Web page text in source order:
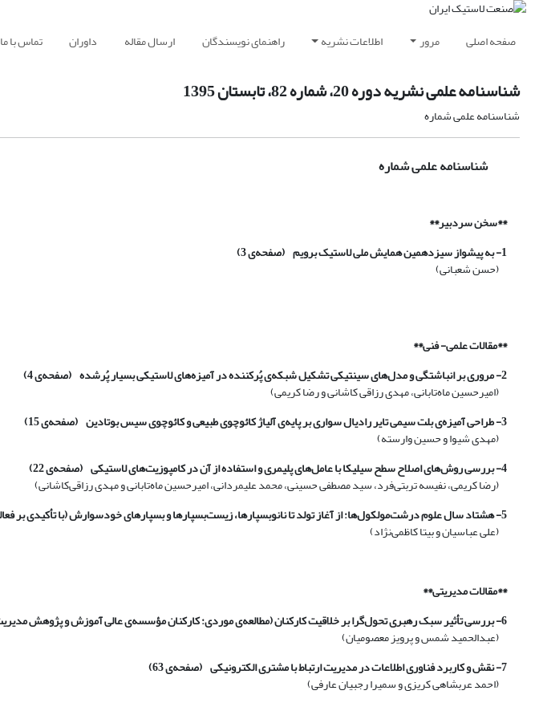
صفحه اصلی مرور اطلاعات نشریه راهنمای نویسندگان ارسال مقاله داوران تماس با ما
شناسنامه علمی نشریه دوره 20، شماره 82، تابستان 1395
شناسنامه علمی شماره
شناسنامه علمی شماره
**سخن سردبیر**
1- به پیشواز سیزدهمین همایش ملی لاستیک برویم (صفحه‌ی 3)
(حسن شعبانی)
**مقالات علمی- فنی**
2- مروری بر انباشتگی و مدل‌های سینتیکی تشکیل شبکه‌ی پُرکننده در آمیزه‌های لاستیکی بسیار پُرشده
(صفحه‌ی
(امیرحسین ماه‌تابانی، مهدی رزاقی کاشانی و رضا کریمی)
3- طراحی آمیزه‌ی بلت سیمی تایر رادیال سواری بر پایه‌ی آلیاژ کائوچوی طبیعی و کائوچوی سیس بوتادین
(صفحه‌ی
(مهدی شیوا و حسین وارسته)
4- بررسی روش‌های اصلاح سطح سیلیکا با عامل‌های پلیمری و استفاده از آن در کامپوزیت‌های لاستیکی
(صفحه‌ی
(رضا کریمی، نفیسه تربتی‌فرد، سید مصطفی حسینی، محمد علیمردانی، امیرحسین ماه‌تابانی و مهدی رزاقی‌کاشانی)
5- هشتاد سال علوم درشت‌مولکول‌ها: از آغاز تولد تا نانوبسپارها، زیست‌بسپارها و بسپارهای خودسوارش (با تأکیدی بر فعالیت‌های اروپاییان)
(علی عباسیان و بیتا کاظمی‌نژاد)
**مقالات مدیریتی**
6- بررسی تأثیر سبک رهبری تحول‌گرا بر خلاقیت کارکنان (مطالعه‌ی موردی: کارکنان مؤسسه‌ی عالی آموزش و پژوهش مدیریت و برنامه‌ریزی تهران)
(عبدالحمید شمس و پرویز معصومیان)
7- نقش و کاربرد فناوری اطلاعات در مدیریت ارتباط با مشتری الکترونیکی
(صفحه‌ی
(احمد عربشاهی کریزی و سمیرا رجبیان عارفی)